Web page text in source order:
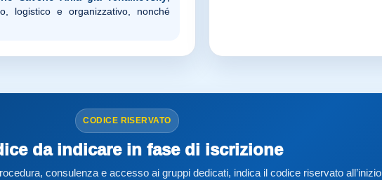
logistico e organizzativo, nonché
CODICE RISERVATO
da indicare in fase di iscrizione
consulenza e accesso ai gruppi dedicati, indica il codice riservato all’inizio